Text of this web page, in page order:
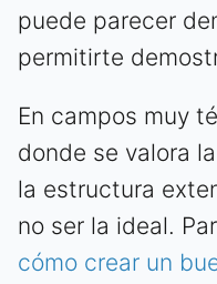
puede parecer
permitirte
En campos muy
donde se valora
la estructura
no ser la ideal.
cómo crear un